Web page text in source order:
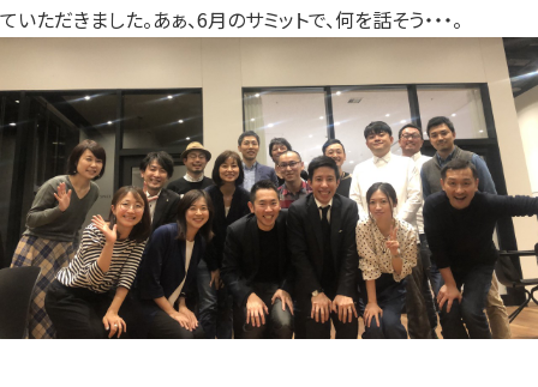
ていただきました。あぁ、6月のサミットで、何を話そう・・・。